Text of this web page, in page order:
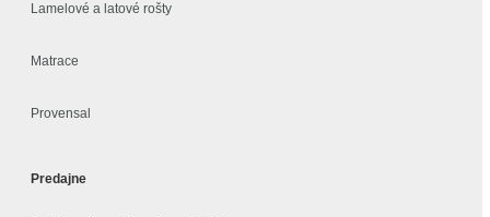
Lamelové a latové rošty
Matrace
Provensal
Predajne